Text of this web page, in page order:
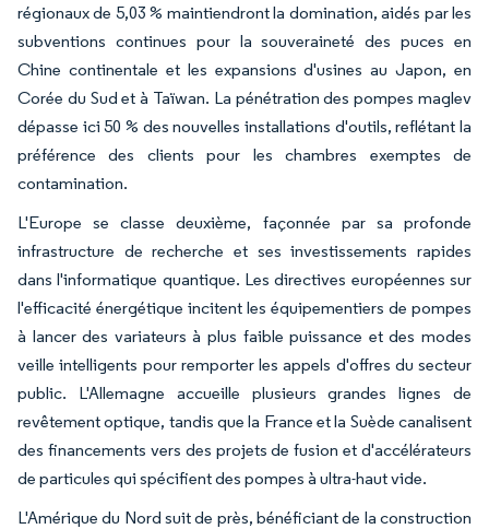
régionaux de 5,03 % maintiendront la domination, aidés par les
subventions continues pour la souveraineté des puces en
Chine continentale et les expansions d'usines au Japon, en
Corée du Sud et à Taïwan. La pénétration des pompes maglev
dépasse ici 50 % des nouvelles installations d'outils, reflétant la
préférence des clients pour les chambres exemptes de
contamination.
L'Europe se classe deuxième, façonnée par sa profonde
infrastructure de recherche et ses investissements rapides
dans l'informatique quantique. Les directives européennes sur
l'efficacité énergétique incitent les équipementiers de pompes
à lancer des variateurs à plus faible puissance et des modes
veille intelligents pour remporter les appels d'offres du secteur
public. L'Allemagne accueille plusieurs grandes lignes de
revêtement optique, tandis que la France et la Suède canalisent
des financements vers des projets de fusion et d'accélérateurs
de particules qui spécifient des pompes à ultra-haut vide.
L'Amérique du Nord suit de près, bénéficiant de la construction